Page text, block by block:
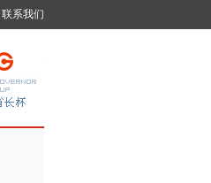
联系我们